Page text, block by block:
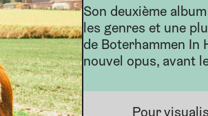
Son deuxième
les genres et une
de Boterhammen In
nouvel opus, avant